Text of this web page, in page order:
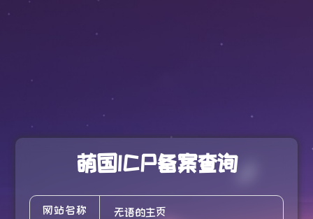
萌国ICP备案查询
网站名称 无语的主页